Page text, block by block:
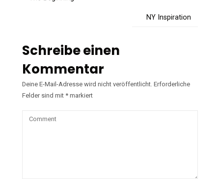
NY Inspiration
Schreibe einen
Kommentar
Deine E-Mail-Adresse wird nicht veröffentlicht. Erforderliche
Felder sind mit *markiert